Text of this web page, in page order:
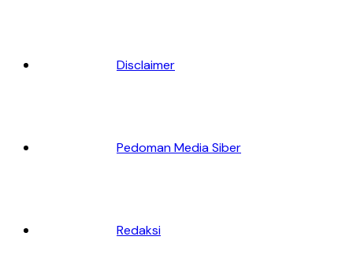
Disclaimer
Pedoman Media Siber
Redaksi